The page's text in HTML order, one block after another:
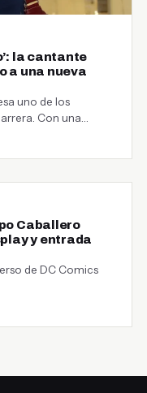
la cantante
a una nueva
uno de los
Con una…
Caballero
y entrada
de DC Comics